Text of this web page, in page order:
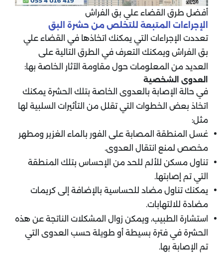
أفضل طرق القضاء علي بق الفراش
الإجراءات المتبعة للتخلص من حشرة البق
تعددت الإجراءات التي يمكنك اتخاذها في القضاء علي
بق الفراش ويمكنك التعرف في الطرق التالية على
العديد من المعلومات حول مقاومة الآثار الخاصة بها:
العدوى الشخصية
في حالة الإصابة بالعدوى الخاصة بتلك الحشرة يمكنك
اتخاذ بعض الخطوات التي تقلل من التأثيرات السلبية لها
مثل:
غسل المنطقة المصابة على الفور بالماء الغزير ومطهر
مخصص لمنع انتقال العدوى.
تناول مسكن للألم للحد من الإحساس بتلك المنطقة
التي تم إصابتها.
يمكنك تناول مضاد للحساسية بالإضافة إلى كريمات
مضادة للالتهابات.
استشارة الطبيب، ويمكن زوال المشكلات الناتجة عن هذه
الحشرة في فترة بسيطة أو طويلة حسب العدوى التي
تم الإصابة بها.